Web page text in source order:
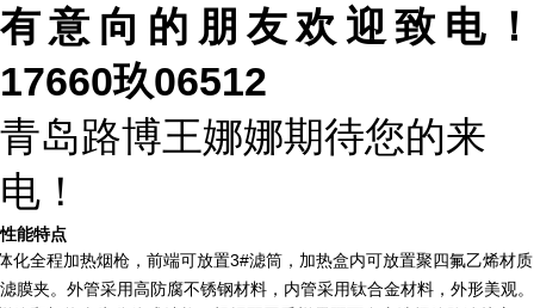
有意向的朋友欢迎致电！
17660玖06512
青岛路博王娜娜期待您的来
电！
性能特点
化全程加热烟枪，前端可放置3#滤筒，加热盒内可放置聚四氟乙烯材质
滤膜夹。外管采用高防腐不锈钢材料，内管采用钛合金材料，外形美观。